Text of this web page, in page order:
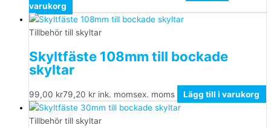
varukorg
Tillbehör till skyltar
Skyltfäste 108mm till bockade
skyltar
99,00 kr79,20 kr ink. momsex. moms Lägg till i varukorg
Tillbehör till skyltar